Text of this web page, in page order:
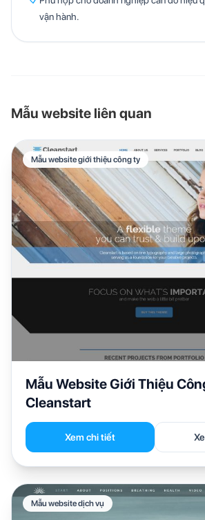
vận hành.
Mẫu website liên quan
Mẫu website giới thiệu công ty
Mẫu Website Giới Thiệu
Cleanstart
Xem chi tiết
Mẫu website dịch vụ